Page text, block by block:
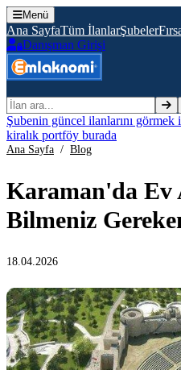
Menü
Ana SayfaTüm İlanlarŞubeler
Danışman Girişi
İlan ara
Şubenin güncel ilanlarını
kiralık portföy burada
Ana Sayfa / Blog
Karaman'da Ev
Bilmeniz
18.04.2026